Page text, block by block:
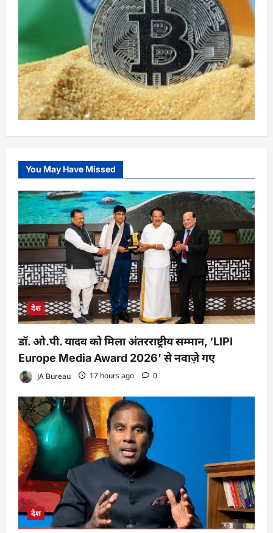
You May Have Missed
देश
डॉ. ओ.पी. यादव को मिला अंतरराष्ट्रीय सम्मान, ‘LIPI
Europe Media Award 2026’ से नवाज़े गए
JA Bureau 17 hours ago 0
देश